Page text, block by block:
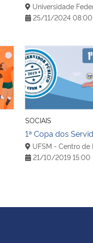
Universidade
25/11/2024
1ª Copa dos
SOCIAIS
1ª Copa dos
UFSM - Centro
21/10/2019